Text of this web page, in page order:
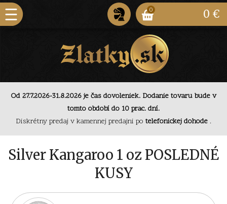
0 0 €
Od 27.7.2026-31.8.2026 je čas dovoleniek. Dodanie
tovaru bude v tomto období do 10 prac. dní.
Diskrétny predaj v kamennej predajni potelefonickej
dohode.
Od 27.7.2026-31.8.2026 je čas dovoleniek. Dodanie
tovaru bude v tomto období do 10 prac. dní.
Od 27.7.2026-31.8.2026 je čas dovoleniek. Dodanie tovaru bude v
tomto období do 10 prac. dní.
Diskrétny predaj v kamennej predajni po telefonickej dohode .
Silver Kangaroo 1 oz POSLEDNÉ
KUSY